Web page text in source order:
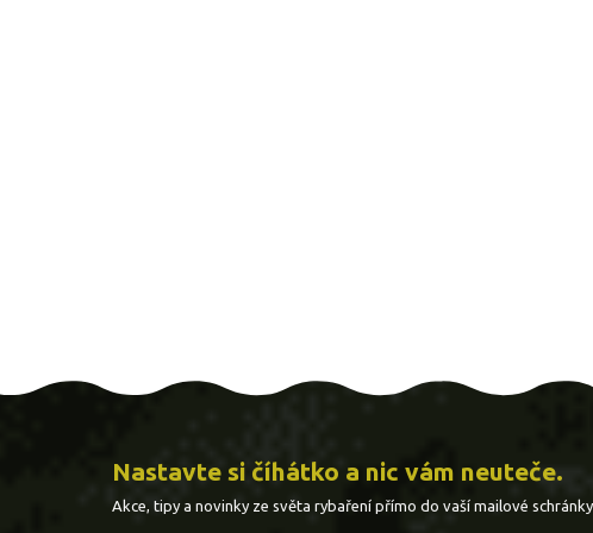
Nastavte si číhátko a nic vám neuteče.
Akce, tipy a novinky ze světa rybaření přímo do vaší mailové